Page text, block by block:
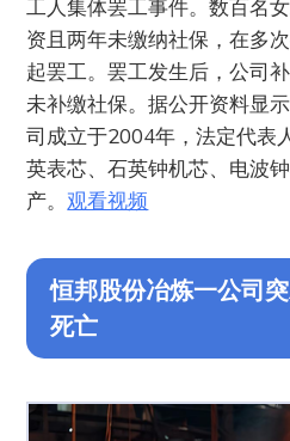
工人集体罢工事件。数百名
资且两年未缴纳社保，在多
起罢工。罢工发生后，公司
未补缴社保。据公开资料显
司成立于2004年，法定代表
英表芯、石英钟机芯、电波
产。 观看视频
恒邦股份冶炼一公司
死亡